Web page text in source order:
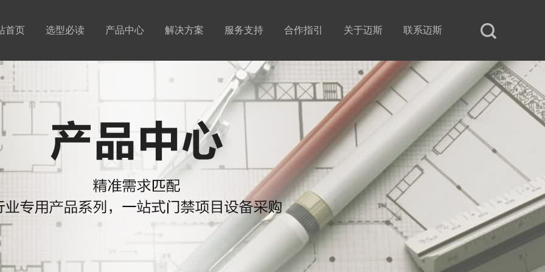
首页 选型必读 产品中心 解决方案 服务支持 合作指引 关于迈斯 联系迈斯